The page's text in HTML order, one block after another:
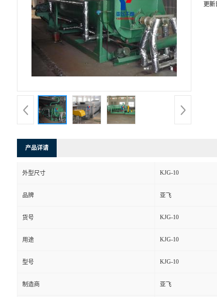
更新
产品详请
外型尺寸 KJG-10
品牌 亚飞
货号 KJG-10
用途 KJG-10
型号 KJG-10
制造商 亚飞